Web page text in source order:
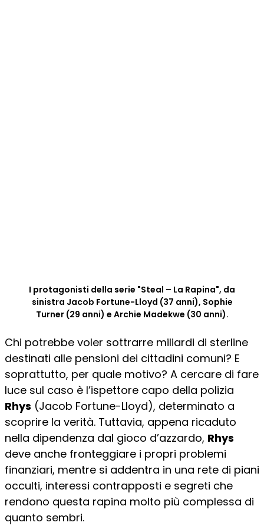
I protagonisti della serie "Steal – La Rapina", da
sinistra Jacob Fortune-Lloyd (37 anni), Sophie
Turner (29 anni) e Archie Madekwe (30 anni).
Chi potrebbe voler sottrarre miliardi di sterline
destinati alle pensioni dei cittadini comuni? E
soprattutto, per quale motivo? A cercare di fare
luce sul caso è l’ispettore capo della polizia
Rhys (Jacob Fortune-Lloyd), determinato a
scoprire la verità. Tuttavia, appena ricaduto
nella dipendenza dal gioco d’azzardo, Rhys
deve anche fronteggiare i propri problemi
finanziari, mentre si addentra in una rete di piani
occulti, interessi contrapposti e segreti che
rendono questa rapina molto più complessa di
quanto sembri.